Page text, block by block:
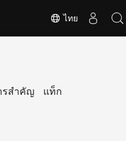
ไทย
รสำคัญ แท็ก